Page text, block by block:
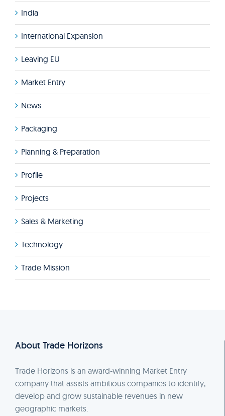
India
International Expansion
Leaving EU
Market Entry
News
Packaging
Planning & Preparation
Profile
Projects
Sales & Marketing
Technology
Trade Mission
About Trade Horizons
Trade Horizons is an award-winning Market Entry
company that assists ambitious companies to identify,
develop and grow sustainable revenues in new
geographic markets.